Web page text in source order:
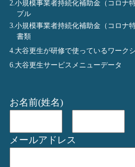
2.小規模事業者持続化補助金（コロナ
プル
3.小規模事業者持続化補助金（コロ
書類
4.大谷更生が研修で使っているワーク
6.大谷更生サービスメニューデータ
お名前(姓名)
メールアドレス